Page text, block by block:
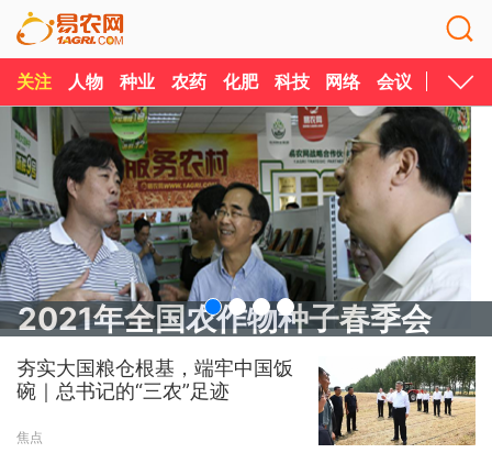
关注 人物 种业 农药 化肥 科技 网络 会议 媒体
2021年全国农作物种子春季会
夯实大国粮仓根基，端牢中国饭
碗｜总书记的“三农”足迹
焦点